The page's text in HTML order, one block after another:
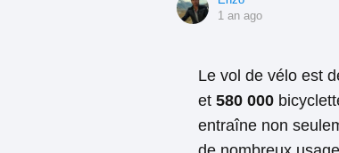
1 an ago
Le vol de vélo est
et 580 000
entraîne non